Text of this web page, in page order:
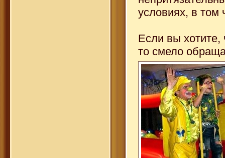
условиях, в том
Если вы хотите,
то смело